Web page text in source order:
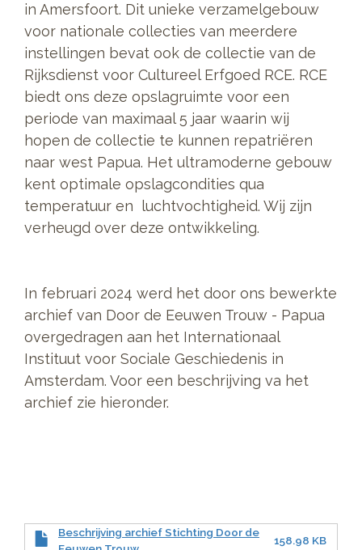
in Amersfoort. Dit unieke verzamelgebouw
voor nationale collecties van meerdere
instellingen bevat ook de collectie van de
Rijksdienst voor Cultureel Erfgoed RCE. RCE
biedt ons deze opslagruimte voor een
periode van maximaal 5 jaar waarin wij
hopen de collectie te kunnen repatriëren
naar west Papua. Het ultramoderne gebouw
kent optimale opslagcondities qua
temperatuur en luchtvochtigheid. Wij zijn
verheugd over deze ontwikkeling.
In februari 2024 werd het door ons bewerkte
archief van Door de Eeuwen Trouw - Papua
overgedragen aan het Internationaal
Instituut voor Sociale Geschiedenis in
Amsterdam. Voor een beschrijving va het
archief zie hieronder.
Beschrijving archief Stichting Door de
158.98 KB